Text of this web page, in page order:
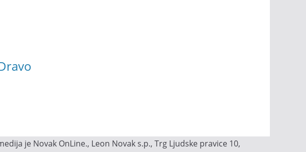
je Novak OnLine., Leon Novak s.p., Trg Ljudske pravice 10,